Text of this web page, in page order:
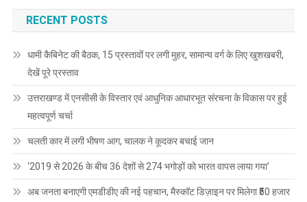
RECENT POSTS
धामी कैबिनेट की बैठक, 15 प्रस्तावों पर लगी मुहर, सामान्य वर्ग के लिए खुशखबरी,
देखें पूरे प्रस्ताव
उत्तराखण्ड में एनसीसी के विस्तार एवं आधुनिक आधारभूत संरचना के विकास पर हुई
महत्वपूर्ण चर्चा
चलती कार में लगी भीषण आग, चालक ने कूदकर बचाई जान
‘2019 से 2026 के बीच 36 देशों से 274 भगोड़ों को भारत वापस लाया गया’
अब जनता बनाएगी एमडीडीए की नई पहचान, मैस्कॉट डिज़ाइन पर मिलेगा ₹50 हजार